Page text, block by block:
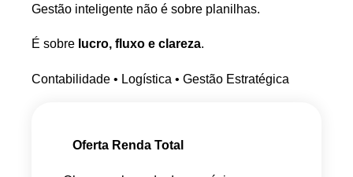
Gestão inteligente não é sobre planilhas.
É sobre lucro, fluxo e clareza.
Contabilidade • Logística • Gestão Estratégica
Oferta Renda Total